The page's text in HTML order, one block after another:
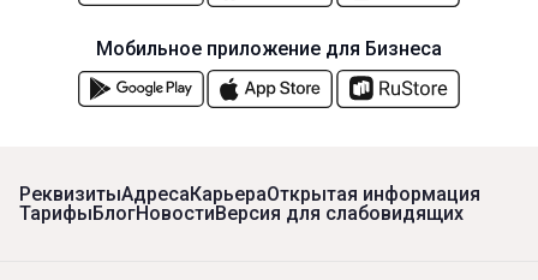
РеквизитыАдресаКарьераОткрытая информация
ТарифыБлогНовостиВерсия для слабовидящих
Мобильное приложение для Бизнеса